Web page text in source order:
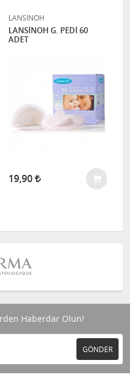
LANSİNOH
LANSİNOH G. PEDİ 60
ADET
19,90
Haberdar Olun!
GÖNDER